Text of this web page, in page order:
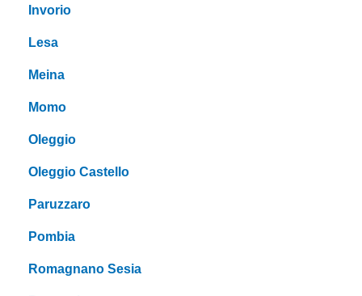
Invorio
Lesa
Meina
Momo
Oleggio
Oleggio Castello
Paruzzaro
Pombia
Romagnano Sesia